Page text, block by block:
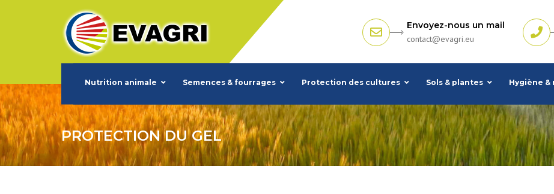
Envoyez-nous un mail
contact@evagri.eu
Nutrition animale Semences & fourrages Protection des cultures Sols & plantes Hygiène &
PROTECTION DU GEL